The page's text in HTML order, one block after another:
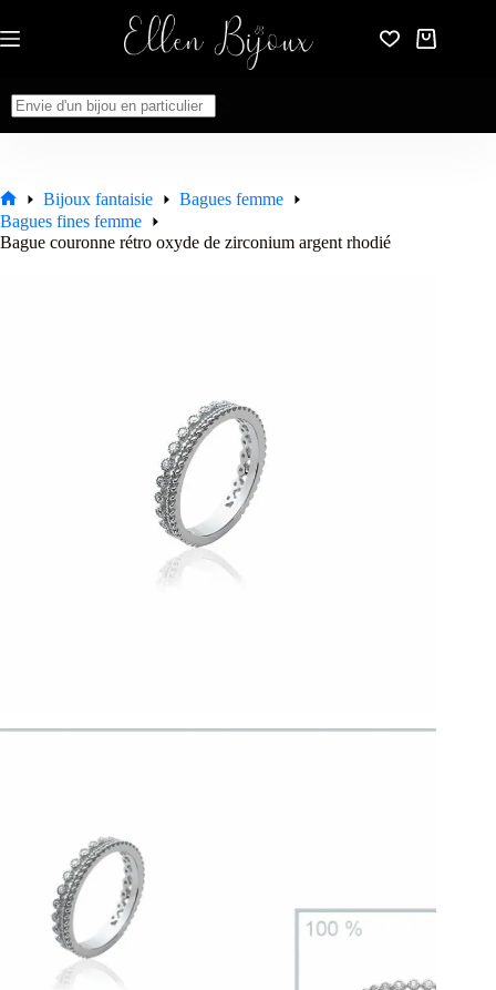
au
contenu
Panier
Accueil
Bijoux fantaisie
Bagues femme
Bagues fines femme
Bague couronne rétro oxyde de zirconium argent rhodié